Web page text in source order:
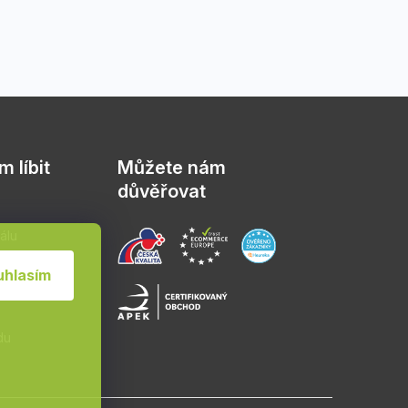
líbit
Můžete nám
důvěřovat